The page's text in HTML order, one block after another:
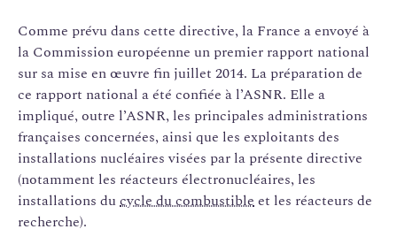
Comme prévu dans cette directive, la France a envoyé à
la Commission européenne un premier rapport national
sur sa mise en œuvre fin juillet 2014. La préparation de
ce rapport national a été confiée à l’ASNR. Elle a
impliqué, outre l’ASNR, les principales administrations
françaises concernées, ainsi que les exploitants des
installations nucléaires visées par la présente directive
(notamment les réacteurs électronucléaires, les
installations ducycle du combustibleet les réacteurs de
recherche).